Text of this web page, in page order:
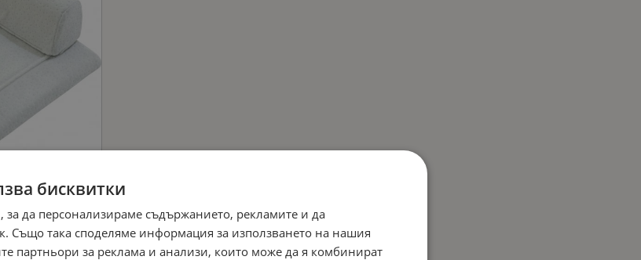
бисквитки
за да персонализираме съдържанието, рекламите и да
Също така споделяме информация за използването на нашия
партньори за реклама и анализи, които може да я комбинират